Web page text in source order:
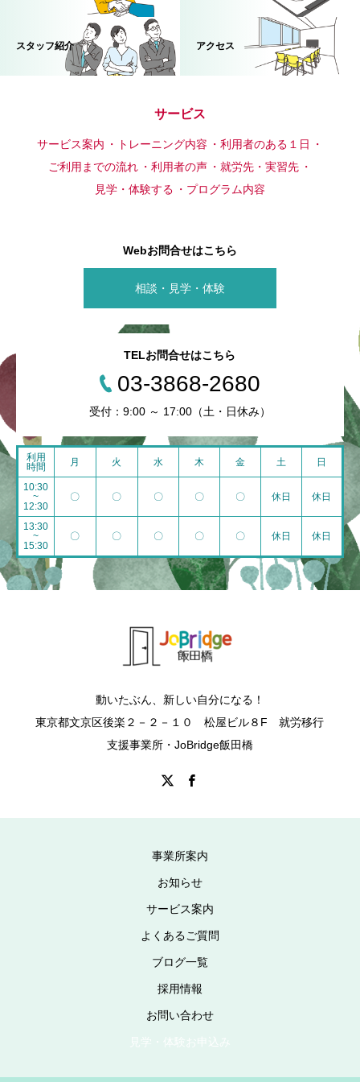
スタッフ紹介 アクセス
サービス
サービス案内 トレーニング内容
利用者のある１日
ご利用までの流れ
利用者の声
就労先・実習先
見学・体験する
プログラム内容
Webお問合せはこちら
相談・見学・体験
TELお問合せはこちら
03-3868-2680
受付：9:00 ～ 17:00（土・日休み）
利用
時間
月 火 水 木 金 土 日
10:30
~
12:30
〇 〇 〇 〇 〇 休日 休日
13:30
~
15:30
〇 〇 〇 〇 〇 休日 休日
動いたぶん、新しい自分になる！
東京都文京区後楽２－２－１０ 松屋ビル８F 就労移行
支援事業所・JoBridge飯田橋
事業所案内
お知らせ
サービス案内
よくあるご質問
ブログ一覧
採用情報
お問い合わせ
見学・体験お申込み